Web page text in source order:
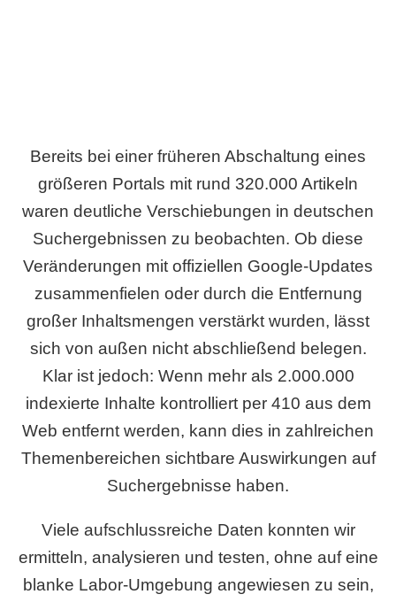
Bereits bei einer früheren Abschaltung eines
größeren Portals mit rund 320.000 Artikeln
waren deutliche Verschiebungen in deutschen
Suchergebnissen zu beobachten. Ob diese
Veränderungen mit offiziellen Google-Updates
zusammenfielen oder durch die Entfernung
großer Inhaltsmengen verstärkt wurden, lässt
sich von außen nicht abschließend belegen.
Klar ist jedoch: Wenn mehr als 2.000.000
indexierte Inhalte kontrolliert per 410 aus dem
Web entfernt werden, kann dies in zahlreichen
Themenbereichen sichtbare Auswirkungen auf
Suchergebnisse haben.
Viele aufschlussreiche Daten konnten wir
ermitteln, analysieren und testen, ohne auf eine
blanke Labor-Umgebung angewiesen zu sein,